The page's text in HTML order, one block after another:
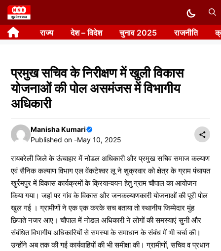
Skip
to
content राज्य देश – विदेश चुनाव 2025 राजनीति
प्रमुख सचिव के निरीक्षण में खुली विकास
योजनाओं की पोल असमंजस में विभागीय
अधिकारी
Manisha Kumari
Published on -May 10, 2025
रायबरेली जिले के ऊंचाहार में नोडल अधिकारी और प्रमुख सचिव समाज कल्याण
एवं सैनिक कल्याण विभाग एल वेंकटेश्वर लू ने शुक्रवार को क्षेत्र के ग्राम पंचायत
खुर्रमपुर में विकास कार्यक्रमों के क्रियान्वयन हेतु ग्राम चौपाल का आयोजन
किया गया। जहां पर गांव के विकास और जनकल्याणकारी योजनाओं की पूरी पोल
खुल गई । ग्रामीणों ने एक एक करके सच बताया तो स्थानीय जिम्मेदार मुंह
छिपाते नजर आए। चौपाल में नोडल अधिकारी ने लोगों की समस्याएं सुनी और
संबंधित विभागीय अधिकारियों से समस्या के समाधान के संबंध में भी चर्चा की।
उन्होंने अब तक की गई कार्यवाहियों की भी समीक्षा की। ग्रामीणों, सचिव व प्रधान